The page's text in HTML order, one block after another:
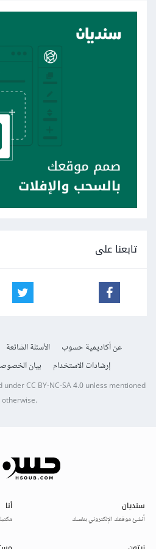
تابعنا على
عن أكاديمية حسوب الأسئلة الشائعة
إرشادات الاستخدام
بيان
underCC BY-NC-SA 4.0unless mentioned
otherwise.